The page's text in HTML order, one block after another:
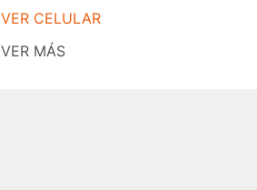
VER CELULAR
VER MÁS